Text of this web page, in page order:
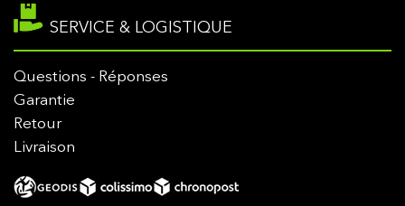
SERVICE & LOGISTIQUE
Questions - Réponses
Garantie
Retour
Livraison